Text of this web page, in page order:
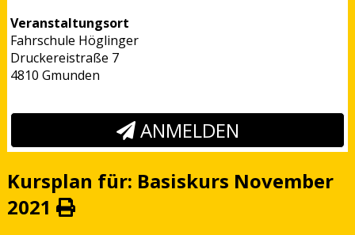
Veranstaltungsort
Fahrschule Höglinger
Druckereistraße 7
4810 Gmunden
ANMELDEN
Kursplan für: Basiskurs November
2021